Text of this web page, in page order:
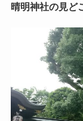
晴明神社の見ど